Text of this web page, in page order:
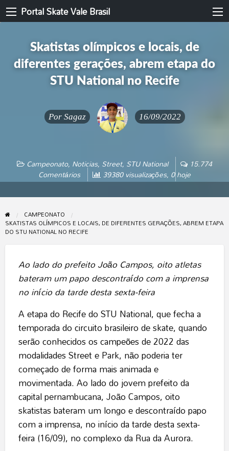
Portal Skate Vale Brasil
Skatistas olímpicos e locais, de
diferentes gerações, abrem etapa do
STU National no Recife
Por Sagaz 16/09/2022
Campeonato, Noticias, Street, STU National 15.774
Comentários 39380 visualizações, 0 hoje
CAMPEONATO
SKATISTAS OLÍMPICOS E LOCAIS, DE DIFERENTES GERAÇÕES, ABREM ETAPA
DO STU NATIONAL NO RECIFE
Ao lado do prefeito João Campos, oito atletas
bateram um papo descontraído com a imprensa
no início da tarde desta sexta-feira
A etapa do Recife do STU National, que fecha a
temporada do circuito brasileiro de skate, quando
serão conhecidos os campeões de 2022 das
modalidades Street e Park, não poderia ter
começado de forma mais animada e
movimentada. Ao lado do jovem prefeito da
capital pernambucana, João Campos, oito
skatistas bateram um longo e descontraído papo
com a imprensa, no início da tarde desta sexta-
feira (16/09), no complexo da Rua da Aurora.